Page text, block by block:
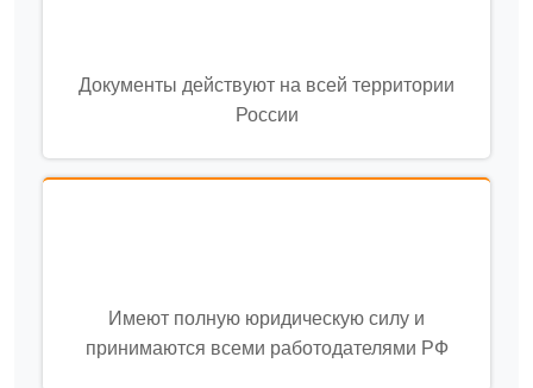
Документы действуют на всей территории
России
Имеют полную юридическую силу и
принимаются всеми работодателями РФ